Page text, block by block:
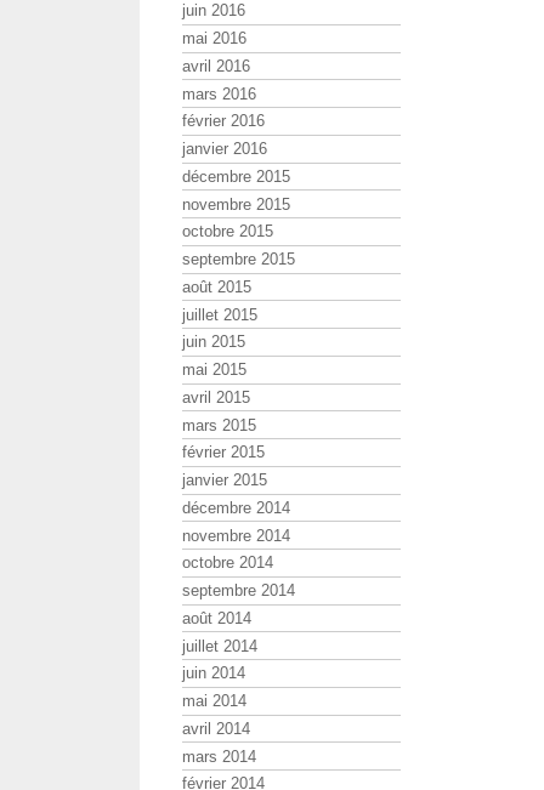
juin 2016
mai 2016
avril 2016
mars 2016
février 2016
janvier 2016
décembre 2015
novembre 2015
octobre 2015
septembre 2015
août 2015
juillet 2015
juin 2015
mai 2015
avril 2015
mars 2015
février 2015
janvier 2015
décembre 2014
novembre 2014
octobre 2014
septembre 2014
août 2014
juillet 2014
juin 2014
mai 2014
avril 2014
mars 2014
février 2014